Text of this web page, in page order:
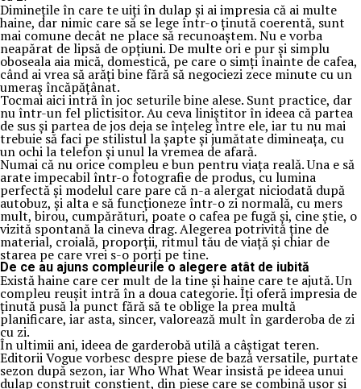
Diminețile în care te uiți în dulap și ai impresia că ai multe
haine, dar nimic care să se lege într-o ținută coerentă, sunt
mai comune decât ne place să recunoaștem. Nu e vorba
neapărat de lipsă de opțiuni. De multe ori e pur și simplu
oboseala aia mică, domestică, pe care o simți înainte de cafea,
când ai vrea să arăți bine fără să negociezi zece minute cu un
umeraș încăpățânat.
Tocmai aici intră în joc seturile bine alese. Sunt practice, dar
nu într-un fel plictisitor. Au ceva liniștitor în ideea că partea
de sus și partea de jos deja se înțeleg între ele, iar tu nu mai
trebuie să faci pe stilistul la șapte și jumătate dimineața, cu
un ochi la telefon și unul la vremea de afară.
Numai că nu orice compleu e bun pentru viața reală. Una e să
arate impecabil într-o fotografie de produs, cu lumina
perfectă și modelul care pare că n-a alergat niciodată după
autobuz, și alta e să funcționeze într-o zi normală, cu mers
mult, birou, cumpărături, poate o cafea pe fugă și, cine știe, o
vizită spontană la cineva drag. Alegerea potrivită ține de
material, croială, proporții, ritmul tău de viață și chiar de
starea pe care vrei s-o porți pe tine.
De ce au ajuns compleurile o alegere atât de iubită
Există haine care cer mult de la tine și haine care te ajută. Un
compleu reușit intră în a doua categorie. Îți oferă impresia de
ținută pusă la punct fără să te oblige la prea multă
planificare, iar asta, sincer, valorează mult în garderoba de zi
cu zi.
În ultimii ani, ideea de garderobă utilă a câștigat teren.
Editorii Vogue vorbesc despre piese de bază versatile, purtate
sezon după sezon, iar Who What Wear insistă pe ideea unui
dulap construit conștient, din piese care se combină ușor și